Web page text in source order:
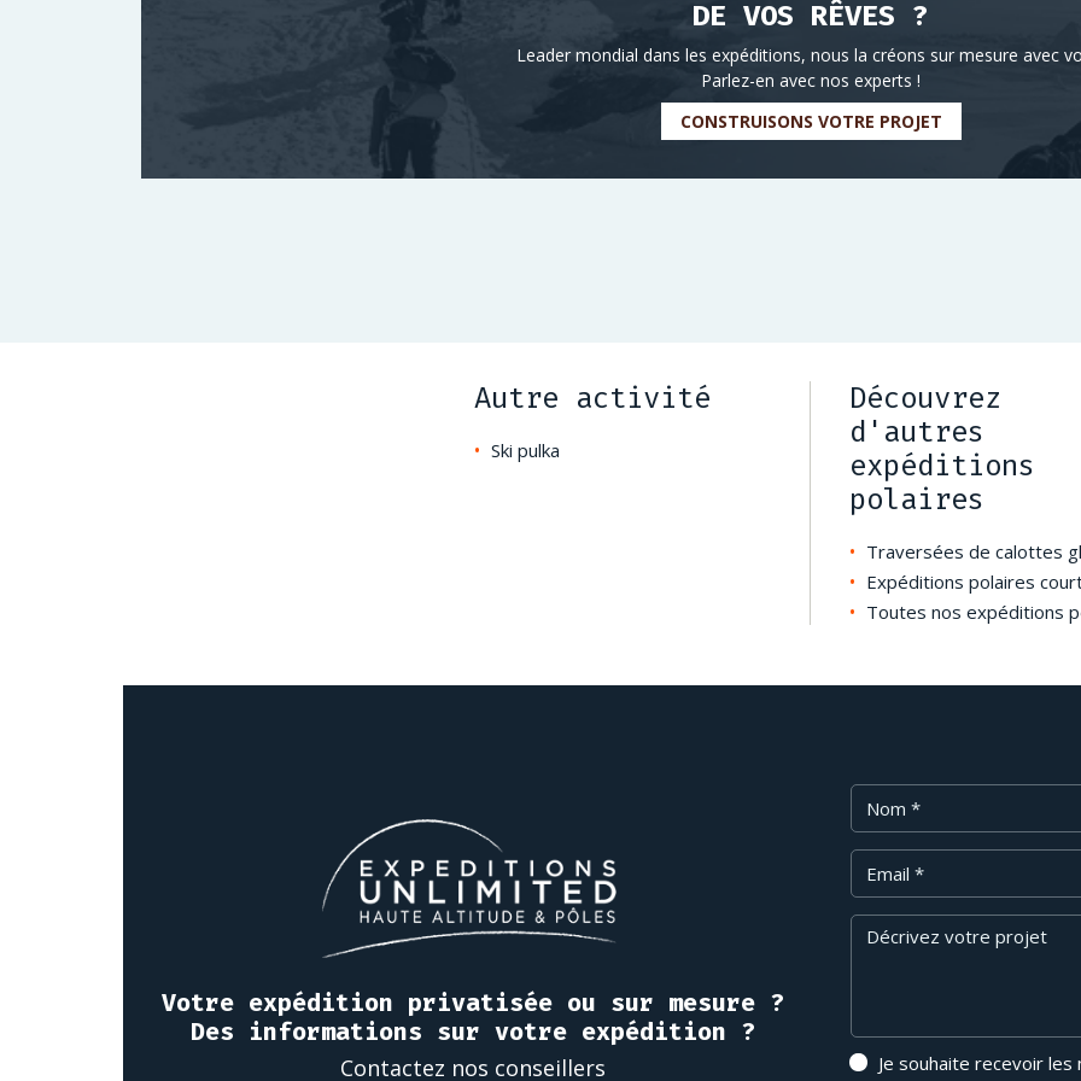
DE VOS RÊVES ?
Leader mondial dans les expéditions, nous la créons sur mesure avec
Parlez-en avec nos experts !
CONSTRUISONS VOTRE PROJET
Autre activité
Ski pulka
Découvrez
d'autres
expéditions
polaires
Traversées de calottes
Expéditions polaires
Toutes nos expéditions
Votre expédition privatisée ou sur mesure ?
Des informations sur votre expédition ?
Contactez nos conseillers
Nom
Email
Message
Je souhaite recevoir